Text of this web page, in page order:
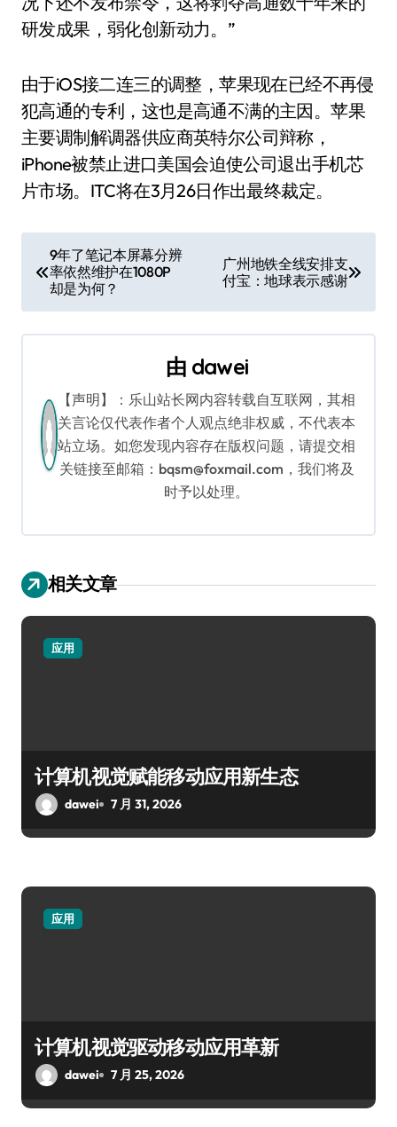
研发成果，弱化创新动力。”
由于iOS接二连三的调整，苹果现在已经不再侵
犯高通的专利，这也是高通不满的主因。苹果
主要调制解调器供应商英特尔公司辩称，
iPhone被禁止进口美国会迫使公司退出手机芯
片市场。ITC将在3月26日作出最终裁定。
章
导
9年了笔记本屏幕分辨
率依然维护在1080P
却是为何？
广州地铁全线安排支
付宝：地球表示感谢
由 dawei
【声明】：乐山站长网内容转载自互联网，其相
关言论仅代表作者个人观点绝非权威，不代表本
站立场。如您发现内容存在版权问题，请提交相
关链接至邮箱：bqsm@foxmail.com，我们将及
时予以处理。
相关文章
应用
计算机视觉赋能移动应用新生态
dawei 7 月 31, 2026
应用
计算机视觉驱动移动应用革新
dawei 7 月 25, 2026